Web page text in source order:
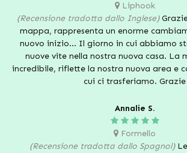
Liphook
(Recensione tradotta dallo Inglese)
mappa, rappresenta un enorme
nuovo inizio... Il giorno in cui abbiamo
nuove vite nella nostra nuova casa. La
incredibile, riflette la nostra nuova area e
cui ci trasferiamo. Grazie
Annalie S.
Formello
(Recensione tradotta dallo Spagnol)Le